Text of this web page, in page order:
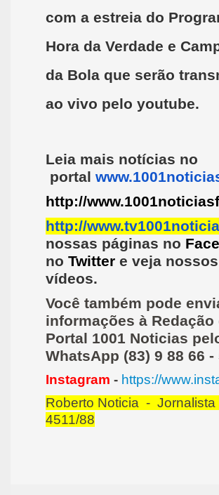
com a estreia do
Hora da Verdade e
da Bola que serão
ao vivo pelo youtube.
Leia mais notícias no
portal
http://
http://
nossas páginas no
no Twitter e veja nossos
vídeos.
Você também pode
informações à Redação
Portal 1001 Noticias
WhatsApp (83) 9 88 66 -
Instagram - https://
Roberto Noticia -
4511/88